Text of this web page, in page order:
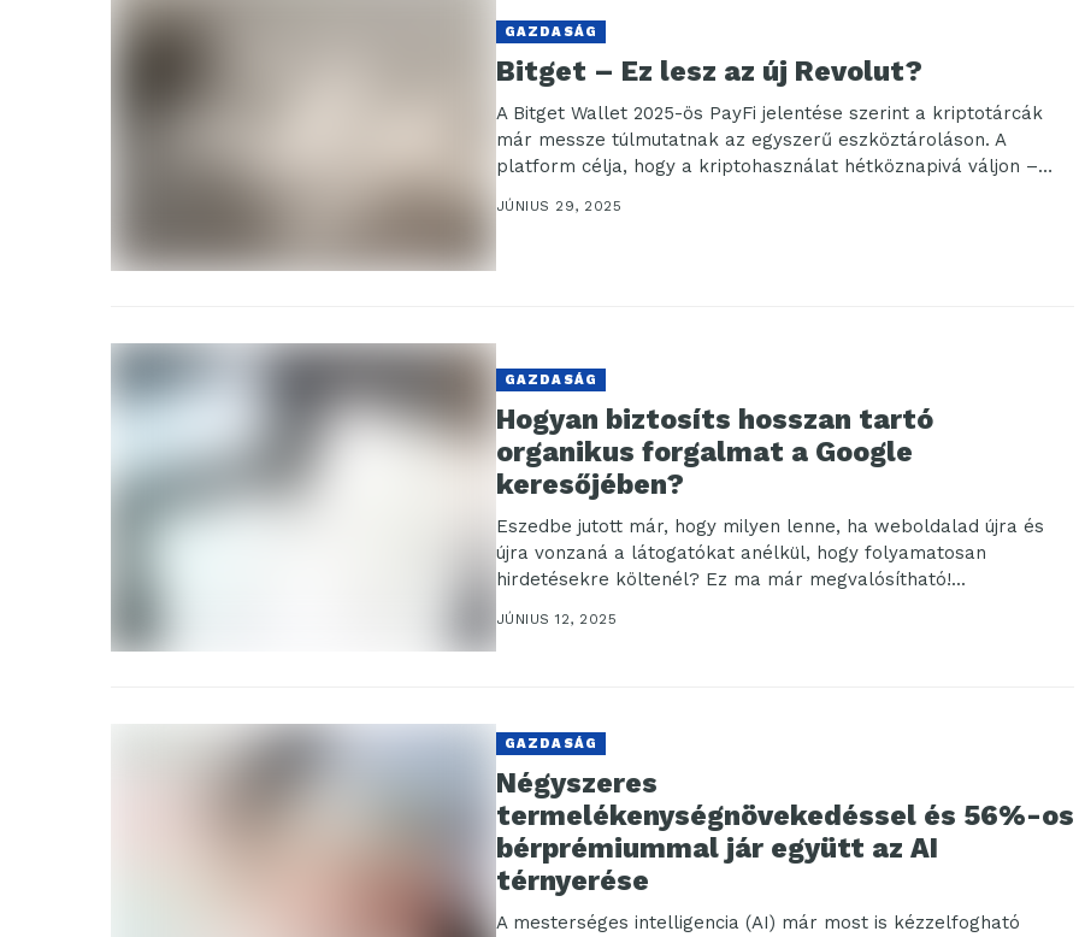
GAZDASÁG
Bitget – Ez lesz az új Revolut?
A Bitget Wallet 2025-ös PayFi jelentése szerint a kriptotárcák
már messze túlmutatnak az egyszerű eszköztároláson. A
platform célja, hogy a kriptohasználat hétköznapivá váljon –
JÚNIUS 29, 2025
GAZDASÁG
Hogyan biztosíts hosszan tartó
organikus forgalmat a Google
keresőjében?
Eszedbe jutott már, hogy milyen lenne, ha weboldalad újra és
újra vonzaná a látogatókat anélkül, hogy folyamatosan
hirdetésekre költenél? Ez ma már megvalósítható!...
JÚNIUS 12, 2025
GAZDASÁG
Négyszeres
termelékenységnövekedéssel és 56%-os
bérprémiummal jár együtt az AI
térnyerése
A mesterséges intelligencia (AI) már most is kézzelfogható